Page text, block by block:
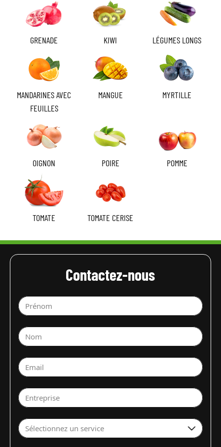
GRENADE KIWI LÉGUMES LONGS
MANDARINES AVEC
FEUILLES
MANGUE MYRTILLE
OIGNON POIRE POMME
TOMATE TOMATE CERISE
Contactez-nous
Prénom
Nom
Email
Entreprise
Sélectionnez un service